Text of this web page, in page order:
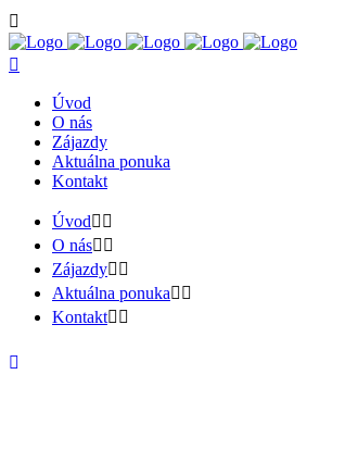
Úvod
O nás
Zájazdy
Aktuálna ponuka
Kontakt
Úvod
O nás
Zájazdy
Aktuálna ponuka
Kontakt